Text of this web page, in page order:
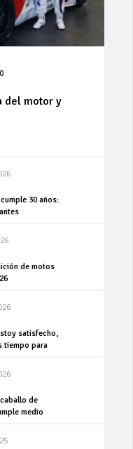
0
del motor y
30 años:
de motos
satisfecho,
tiempo para
caballo de
medio